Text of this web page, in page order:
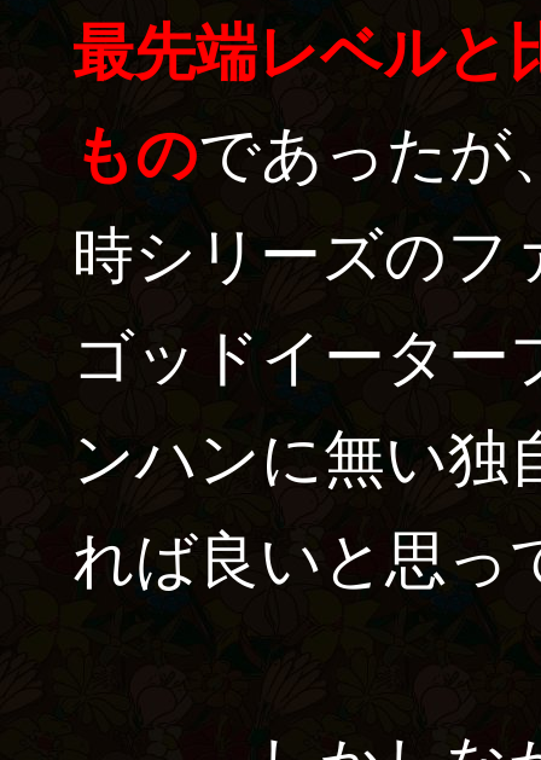
最先端レベルと
ものであったが
時シリーズのフ
ゴッドイーター
ンハンに無い独
れば良いと思っ